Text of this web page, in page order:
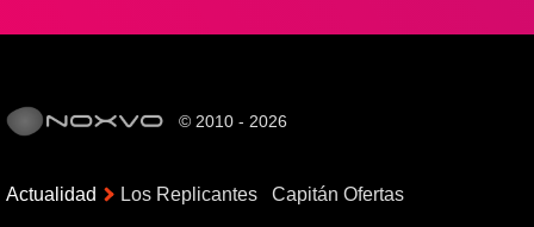
© 2010 - 2026
Actualidad Los Replicantes Capitán Ofertas